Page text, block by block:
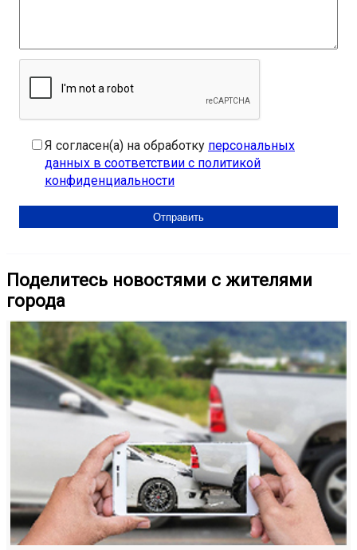
Я согласен(а) на обработку персональных
данных в соответствии с политикой
конфиденциальности
Поделитесь новостями с жителями
города